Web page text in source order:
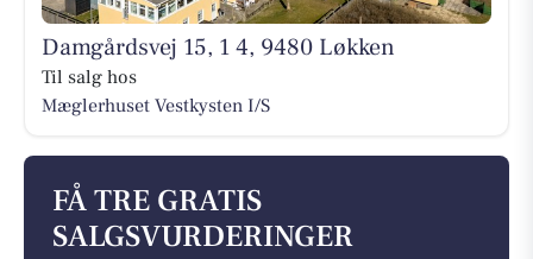
Damgårdsvej 15, 1 4, 9480 Løkken
Til salg hos
Mæglerhuset Vestkysten I/S
FÅ TRE GRATIS
SALGSVURDERINGER